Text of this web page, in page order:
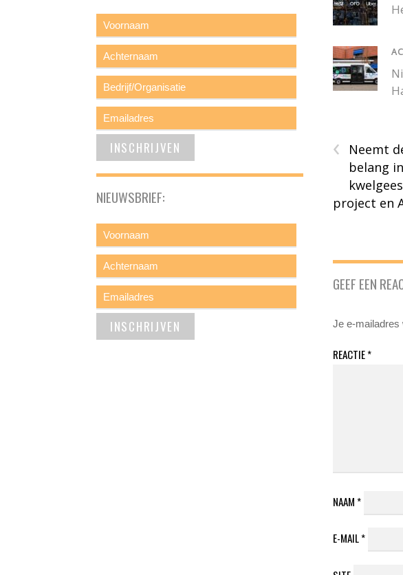
‹
Neemt
belang
project en
GEEF EEN
Je e-mailadres
REACTIE*
NAAM *
E-MAIL*
NIEUWSBRIEF: